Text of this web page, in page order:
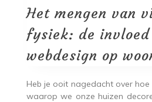
Het mengen van
fysiek: de invloed
webdesign op
Heb je ooit nagedacht over
waarop we onze huizen